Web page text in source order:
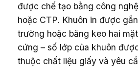
được chế tạo bằng công
hoặc CTP. Khuôn in được
trường hoặc băng keo hai
cứng – số lớp của khuôn
thuộc chất liệu giấy và yêu